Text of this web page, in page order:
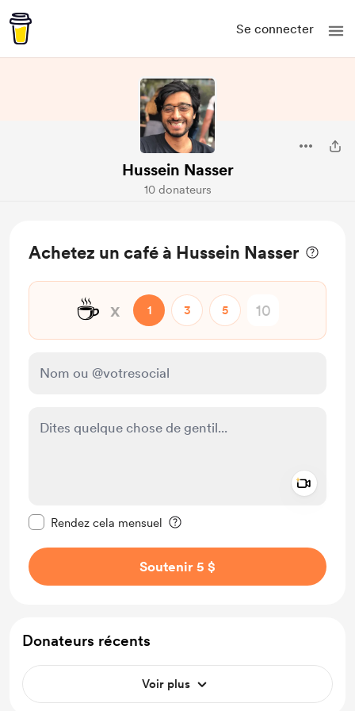
Se connecter
Hussein Nasser
10 donateurs
Achetez un café à Hussein Nasser
☕ x 1 3 5
Rendez cela mensuel
Soutenir 5 $
Donateurs récents
Voir plus